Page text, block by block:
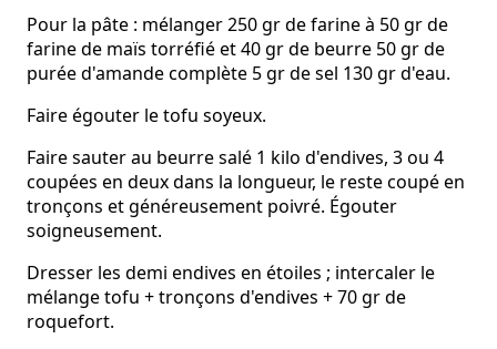
Pour la pâte : mélanger 250 gr de farine à 50 gr de
farine de maïs torréfié et 40 gr de beurre 50 gr de
purée d'amande complète 5 gr de sel 130 gr d'eau.
Faire égouter le tofu soyeux.
Faire sauter au beurre salé 1 kilo d'endives, 3 ou 4
coupées en deux dans la longueur, le reste coupé en
tronçons et généreusement poivré. Égouter
soigneusement.
Dresser les demi endives en étoiles ; intercaler le
mélange tofu + tronçons d'endives + 70 gr de
roquefort.